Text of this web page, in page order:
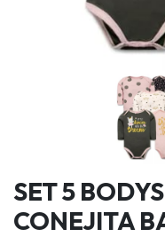
SET 5
CONEJITA